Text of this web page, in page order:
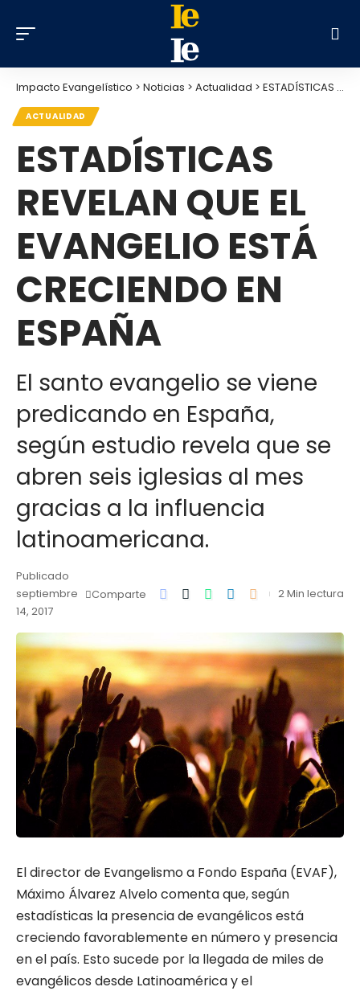
Impacto Evangelístico > Noticias > Actualidad > ESTADÍSTICAS REVELAN QUE EL EVANGELIO ESTÁ CRECIENDO EN ESPAÑA
ACTUALIDAD
ESTADÍSTICAS
REVELAN QUE EL
EVANGELIO ESTÁ
CRECIENDO EN
ESPAÑA
El santo evangelio se viene
predicando en España,
según estudio revela que se
abren seis iglesias al mes
gracias a la influencia
latinoamericana.
Publicado
septiembre
14, 2017
Comparte 2 Min lectura
El director de Evangelismo a Fondo España (EVAF),
Máximo Álvarez Alvelo comenta que, según
estadísticas la presencia de evangélicos está
creciendo favorablemente en número y presencia
en el país. Esto sucede por la llegada de miles de
evangélicos desde Latinoamérica y el